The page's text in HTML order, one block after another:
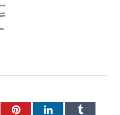
PinterestLinkedInTumblr